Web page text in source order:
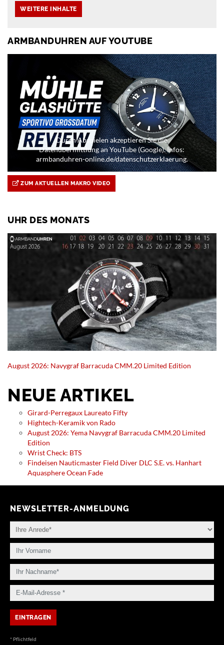
ARMBANDUHREN AUF YOUTUBE
Durch Abspielen akzeptieren Sie die
Datenübermittlung an YouTube (Google). Infos:
armbanduhren-online.de/datenschutzerklaerung.
ZUM AKTUELLEN MAKRO VIDEO
UHR DES MONATS
August 2026: Navygraf Barracuda CMM.20 Limited Edition
NEUE ARTIKEL
Girard-Perregaux Laureato Fifty
Hightech-Keramik von Rado
August 2026: Yema Navygraf Barracuda CMM.20 Limited
Edition
Wrist Check: BTS
Findeisen Nauticmaster Field Diver DLC S.E. vs. Hanhart
Aquasphere Ocean Fade
NEWSLETTER-ANMELDUNG
* Pflichtfeld